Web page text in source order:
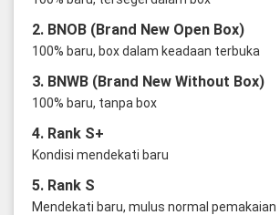
2. BNOB (Brand New Open Box)
100% baru, box dalam keadaan terbuka
3. BNWB (Brand New Without Box)
100% baru, tanpa box
4. Rank S+
Kondisi mendekati baru
5. Rank S
Mendekati baru, mulus normal pemakaian